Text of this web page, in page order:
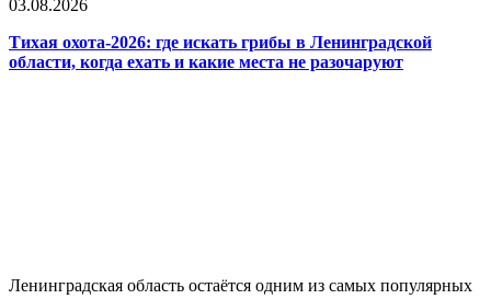
03.08.2026
Тихая охота-2026: где искать грибы в Ленинградской
области, когда ехать и какие места не разочаруют
Ленинградская область остаётся одним из самых популярных